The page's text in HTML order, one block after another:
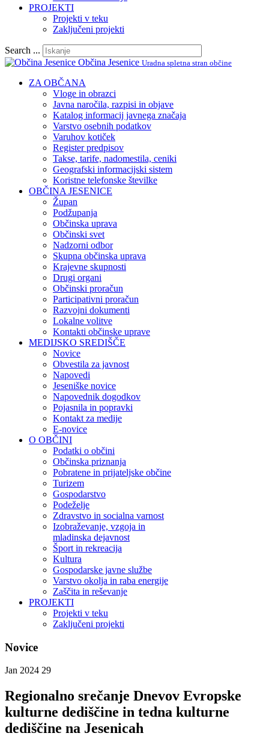
PROJEKTI
Projekti v teku
Zaključeni projekti
Search ...
Občina Jesenice Uradna spletna stran občine
ZA OBČANA
Vloge in obrazci
Javna naročila, razpisi in objave
Katalog informacij javnega značaja
Varstvo osebnih podatkov
Varuhov kotiček
Register predpisov
Takse, tarife, nadomestila, ceniki
Geografski informacijski sistem
Koristne telefonske številke
OBČINA JESENICE
Župan
Podžupanja
Občinska uprava
Občinski svet
Nadzorni odbor
Skupna občinska uprava
Krajevne skupnosti
Drugi organi
Občinski proračun
Participativni proračun
Razvojni dokumenti
Lokalne volitve
Kontakti občinske uprave
MEDIJSKO SREDIŠČE
Novice
Obvestila za javnost
Napovedi
Jeseniške novice
Napovednik dogodkov
Pojasnila in popravki
Kontakt za medije
E-novice
O OBČINI
Podatki o občini
Občinska priznanja
Pobratene in prijateljske občine
Turizem
Gospodarstvo
Podeželje
Zdravstvo in socialna varnost
Izobraževanje, vzgoja in
mladinska dejavnost
Šport in rekreacija
Kultura
Gospodarske javne službe
Varstvo okolja in raba energije
Zaščita in reševanje
PROJEKTI
Projekti v teku
Zaključeni projekti
Novice
Jan 2024 29
Regionalno srečanje Dnevov Evropske
kulturne dediščine in tedna kulturne
dediščine na Jesenicah